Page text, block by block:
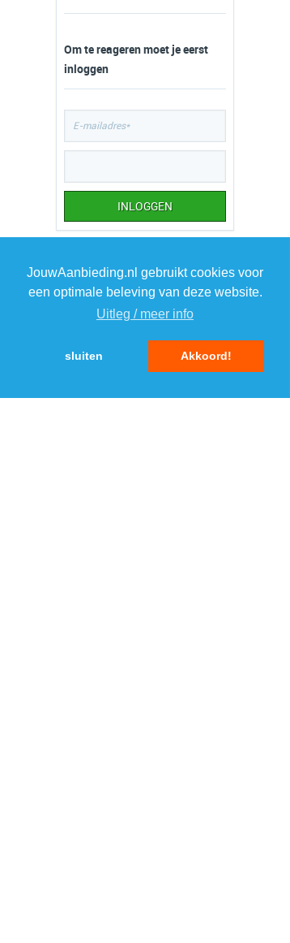
JouwAanbieding.nl gebruikt cookies voor
een optimale beleving van deze website.
Uitleg / meer info
sluiten Akkoord!
Om te reageren moet je eerst
inloggen
1
Samsung smartphone
Galaxy A17
Expert.nl
BlueBuilt Samsung